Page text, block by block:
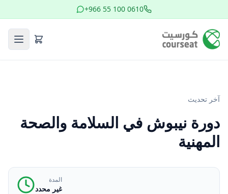
+966 55 100 0610
آخر تحديث
دورة نيبوش في السلامة والصحة
المهنية
المدة
غير محدد